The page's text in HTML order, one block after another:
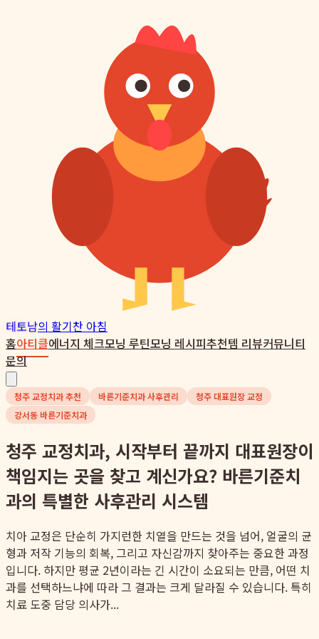
테토남의 활기찬 아침
홈아티클에너지 체크모닝 루틴모닝 레시피추천템 리뷰커뮤니티
문의
청주 교정치과 추천 바른기준치과 사후관리
청주 대표원장 교정
강서동 바른기준치과
청주 교정치과, 시작부터 끝까지 대표원장이
책임지는 곳을 찾고 계신가요? 바른기준치
과의 특별한 사후관리 시스템
치아 교정은 단순히 가지런한 치열을 만드는 것을 넘어, 얼굴의 균
형과 저작 기능의 회복, 그리고 자신감까지 찾아주는 중요한 과정
입니다. 하지만 평균 2년이라는 긴 시간이 소요되는 만큼, 어떤 치
과를 선택하느냐에 따라 그 결과는 크게 달라질 수 있습니다. 특히
치료 도중 담당 의사가...